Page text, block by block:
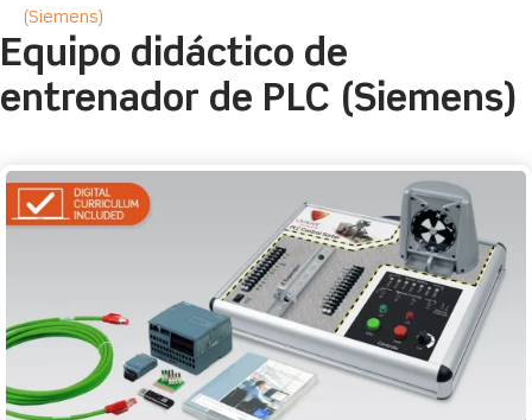
(Siemens)
Equipo didáctico de
entrenador de PLC (Siemens)